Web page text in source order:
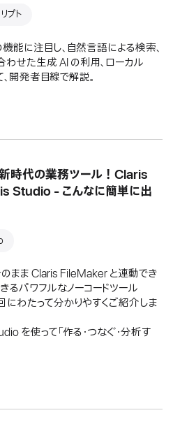
プト
に注目し、自然言語による検索、
わせた生成 AI の利用、ローカル
開発者目線で解説。
新時代の業務ツール！Claris
Studio - こんなに簡単に出
まま Claris FileMaker と連動でき
るパワフルなノーコードツール
にわたって分かりやすくご紹介しま
を使って「作る・つなぐ・分析す